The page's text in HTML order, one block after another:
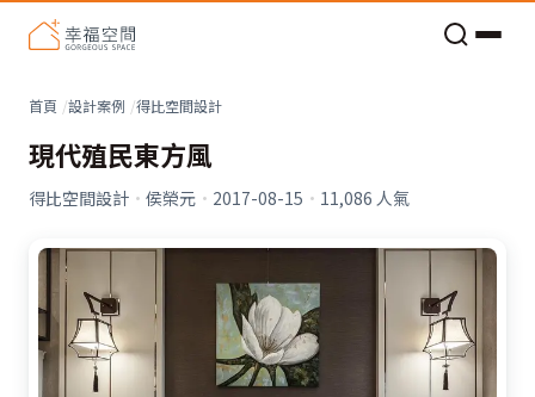
首頁 設計案例 得比空間設計
現代殖民東方風
得比空間設計 · 侯榮元 · 2017-08-15 · 11,086 人氣